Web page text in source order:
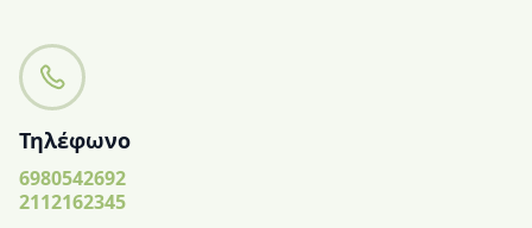
Τηλέφωνο
6980542692
2112162345